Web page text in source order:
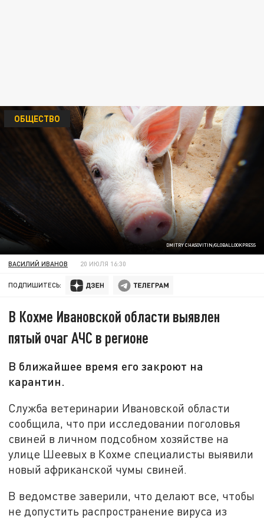
DMITRY CHASOVITIN/GLOBALLOOKPRESS
ОБЩЕСТВО
ВАСИЛИЙ ИВАНОВ 20 ИЮЛЯ 16:30
ПОДПИШИТЕСЬ:
В Кохме Ивановской области выявлен
пятый очаг АЧС в регионе
В ближайшее время его закроют на
карантин.
Служба ветеринарии Ивановской области
сообщила, что при исследовании поголовья
свиней в личном подсобном хозяйстве на
улице Шеевых в Кохме специалисты выявили
новый африканской чумы свиней.
В ведомстве заверили, что делают все, чтобы
не допустить распространение вируса из